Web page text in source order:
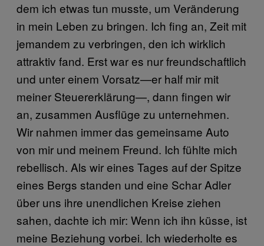
dem ich etwas tun musste, um Veränderung
in mein Leben zu bringen. Ich fing an, Zeit mit
jemandem zu verbringen, den ich wirklich
attraktiv fand. Erst war es nur freundschaftlich
und unter einem Vorsatz—er half mir mit
meiner Steuererklärung—, dann fingen wir
an, zusammen Ausflüge zu unternehmen.
Wir nahmen immer das gemeinsame Auto
von mir und meinem Freund. Ich fühlte mich
rebellisch. Als wir eines Tages auf der Spitze
eines Bergs standen und eine Schar Adler
über uns ihre unendlichen Kreise ziehen
sahen, dachte ich mir: Wenn ich ihn küsse, ist
meine Beziehung vorbei. Ich wiederholte es